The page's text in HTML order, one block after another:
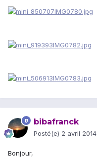
bibafranck
Posté(e) 2 avril 2014
Bonjour,